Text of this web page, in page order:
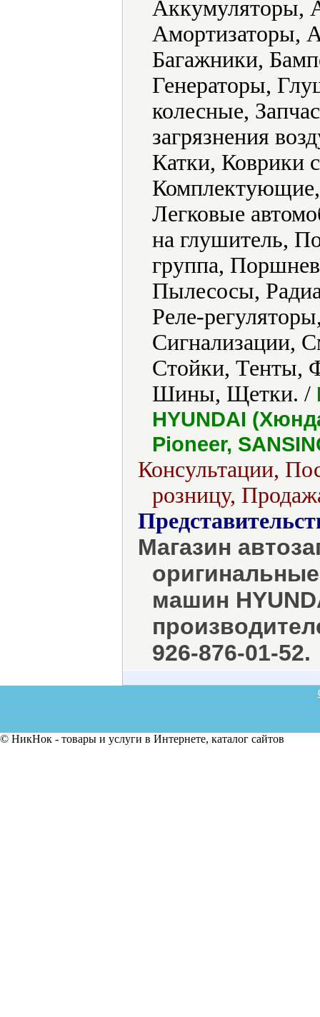
Аккумуляторы,
Амортизаторы,
Багажники,
Генераторы,
колесные,
загрязнения
Катки, Коврики
Легковые
на глушитель,
группа,
Пылесосы,
Реле-
Сигнализации,
Стойки, Тенты,
Шины, Щетки. /
HYUNDAI
Pioneer,
Консультации,
розницу,
Магазин
машин
926-876-01-52.
© НикНок - товары и услуги в Интернете, каталог сайтов